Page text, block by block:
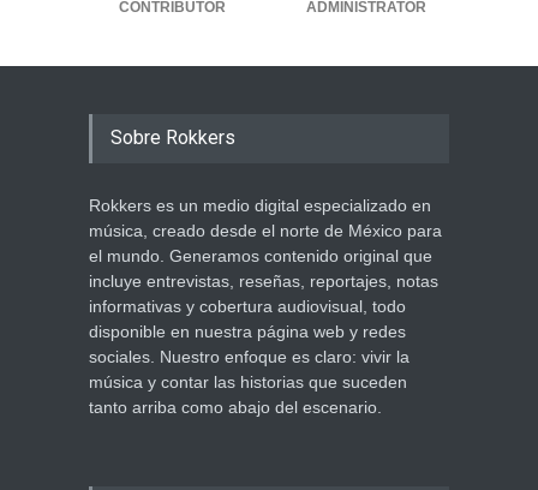
CONTRIBUTOR ADMINISTRATOR
Sobre Rokkers
Rokkers es un medio digital especializado en
música, creado desde el norte de México para
el mundo. Generamos contenido original que
incluye entrevistas, reseñas, reportajes, notas
informativas y cobertura audiovisual, todo
disponible en nuestra página web y redes
sociales. Nuestro enfoque es claro: vivir la
música y contar las historias que suceden
tanto arriba como abajo del escenario.